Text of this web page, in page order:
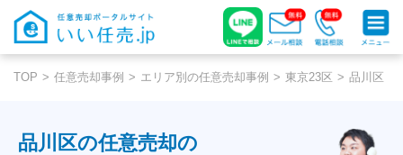
TOP 任意売却事例 エリア別の任意売却事例 東京23区 品川区
品川区の任意売却の